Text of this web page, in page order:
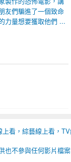
友們騙進了一個致命
力量想要獲取他們 ...
看，綜藝線上看，
不參與任何影片檔